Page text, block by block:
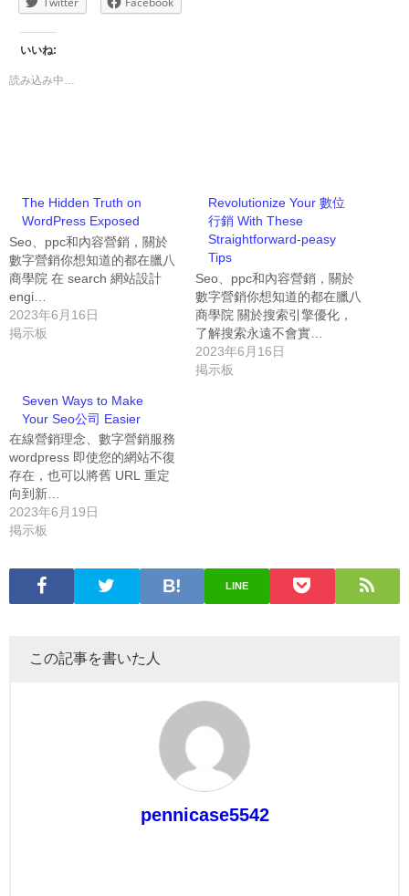
いいね:
読み込み中…
The Hidden Truth on
WordPress Exposed
Seo、ppc和內容營銷，關於
數字營銷你想知道的都在臘八
商學院 在 search 網站設計
engi…
2023年6月16日
掲示板
Revolutionize Your 數位
行銷 With These
Straightforward-peasy
Tips
Seo、ppc和內容營銷，關於
數字營銷你想知道的都在臘八
商學院 關於搜索引擎優化，
了解搜索永遠不會實…
2023年6月16日
掲示板
Seven Ways to Make
Your Seo公司 Easier
在線營銷理念、數字營銷服務
wordpress 即使您的網站不復
存在，也可以將舊 URL 重定
向到新…
2023年6月19日
掲示板
LINE
この記事を書いた人
pennicase5542